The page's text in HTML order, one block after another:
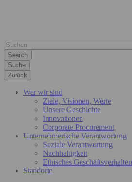
Suche
Zurück
Wer wir sind
Ziele, Visionen, Werte
Unsere Geschichte
Innovationen
Corporate Procurement
Unternehmerische Verantwortung
Soziale Verantwortung
Nachhaltigkeit
Ethisches Geschäftsverhalten
Standorte